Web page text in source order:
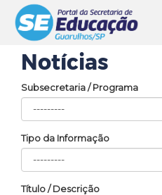
Notícias
Subsecretaria / Programa
Tipo da Informação
Título / Descrição